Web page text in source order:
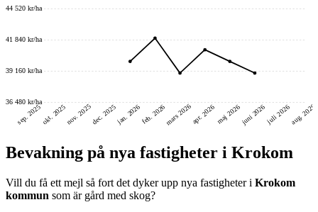
36 480 kr/ha
39 160 kr/ha
41 840 kr/ha
44 520 kr/ha
sep. 2025okt. 2025nov. 2025dec. 2025jan. 2026feb. 2026mars 2026apr. 2026maj 2026juni 2026juli 2026aug. 2026
Bevakning på nya fastigheter i Krokom
Vill du få ett mejl så fort det dyker upp nya fastigheter i Krokom
kommun som är gård med skog?